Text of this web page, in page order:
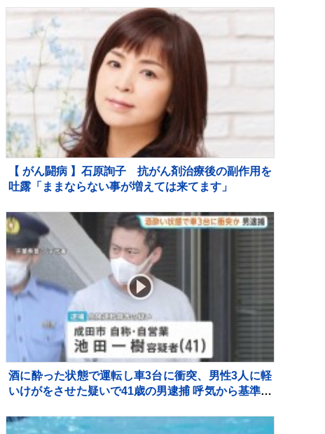
【 がん闘病 】石原詢子 抗がん剤治療後の副作用を
吐露「ままならない事が増えては来てます」
酒に酔った状態で運転し車3台に衝突、男性3人に軽
いけがをさせた疑いで41歳の男逮捕 呼気から基準値